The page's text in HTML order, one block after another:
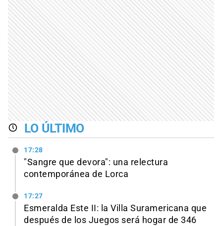
LO ÚLTIMO
17:28
"Sangre que devora": una relectura
contemporánea de Lorca
17:27
Esmeralda Este II: la Villa Suramericana que
después de los Juegos será hogar de 346